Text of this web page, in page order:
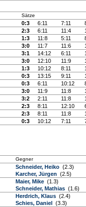
Sätze
0:3 6:11 7:11
2:3 6:11 11:4
1:3 11:8 5:11
3:0 11:7 11:6
3:1 14:12 6:11
3:0 12:10 11:9
1:3 10:12 8:11
0:3 13:15 9:11
0:3 6:11 10:12
3:0 11:9 11:8
3:2 2:11 11:8
2:3 8:11 12:10
2:3 8:11 11:8
0:3 10:12 7:11
Gegner
Schneider, Heiko (2.3)
Karcher, Jürgen (2.5)
Maier, Mike (1.3)
Schneider, Mathias (1.6)
Herdrich, Klaus (2.4)
Schies, Daniel (3.3)